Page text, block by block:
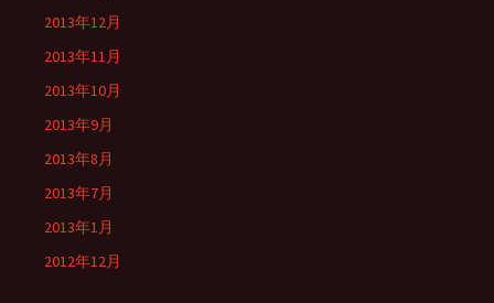
2013年12月
2013年11月
2013年10月
2013年9月
2013年8月
2013年7月
2013年1月
2012年12月